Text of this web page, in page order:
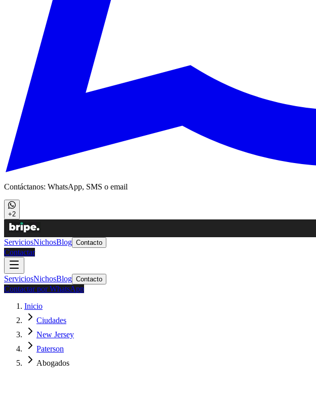
Contáctanos: WhatsApp, SMS o email
+2
ServiciosNichosBlog Contacto
Contactar
ServiciosNichosBlog Contacto
Contactar por WhatsApp
Inicio
Ciudades
New Jersey
Paterson
Abogados